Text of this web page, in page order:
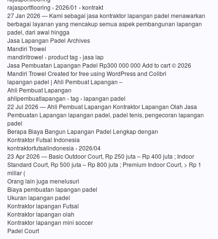
rajasportflooring › 2026/01 › kontrakt
27 Jan 2026 — Kami sebagai jasa kontraktor lapangan padel menawarkan
berbagai layanan yang mencakup semua aspek pembangunan lapangan
padel, dari awal hingga
Jasa Lapangan Padel Archives
Mandiri Trowel
mandiritrowel › product tag › jasa lap
Jasa Pembuatan Lapangan Padel Rp300 000 000 Add to cart © 2026
Mandiri Trowel Created for free using WordPress and Colibri
lapangan padel | Ahli Pembuat Lapangan –
Ahli Pembuat Lapangan
ahlipembuatlapangan › tag › lapangan padel
22 Jul 2026 — Ahli Pembuat Lapangan Kontraktor Lapangan Olah Jasa
Pembuatan Lapangan lapangan padel, padel tenis, pengecoran lapangan
padel
Berapa Biaya Bangun Lapangan Padel Lengkap dengan
Kontraktor Futsal Indonesia
kontraktorfutsalindonesia › 2026/04
23 Apr 2026 — Basic Outdoor Court, Rp 250 juta – Rp 400 juta ; Indoor
Standard Court, Rp 500 juta – Rp 800 juta ; Premium Indoor Court, > Rp 1
miliar (
Orang lain juga menelusuri
Biaya pembuatan lapangan padel
Ukuran lapangan padel
Kontraktor lapangan Futsal
Kontraktor lapangan olah
Kontraktor lapangan mini soccer
Padel Court